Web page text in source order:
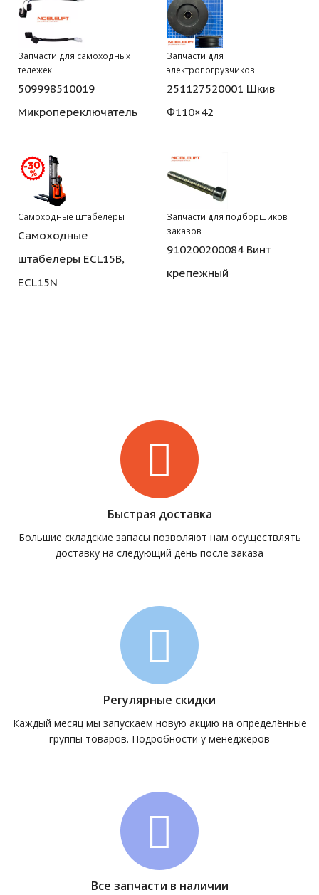
Запчасти для самоходных
тележек
509998510019
Микропереключатель
Запчасти для
электропогрузчиков
251127520001 Шкив
Φ110×42
Самоходные штабелеры
Самоходные
штабелеры ECL15B,
ECL15N
Запчасти для подборщиков
заказов
910200200084 Винт
крепежный
Быстрая доставка
Большие складские запасы позволяют нам осуществлять
доставку на следующий день после заказа
Регулярные скидки
Каждый месяц мы запускаем новую акцию на определённые
группы товаров. Подробности у менеджеров
Все запчасти в наличии